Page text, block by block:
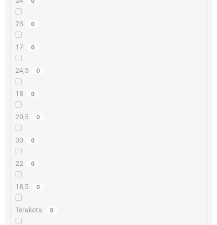
23 0
17 0
24,5 0
18 0
20,5 0
30 0
22 0
18,5 0
Terakota 0